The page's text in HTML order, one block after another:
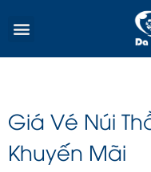
Menu
Giá Vé Núi
Khuyến Mãi